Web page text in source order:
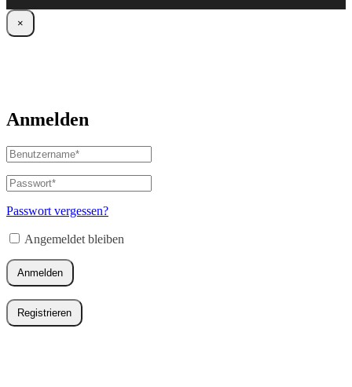
×
Anmelden
Benutzername
oder
E-
Mail-
Adresse*
Passwort*
Erforderlich
Passwort vergessen?
Angemeldet bleiben
Anmelden
Registrieren